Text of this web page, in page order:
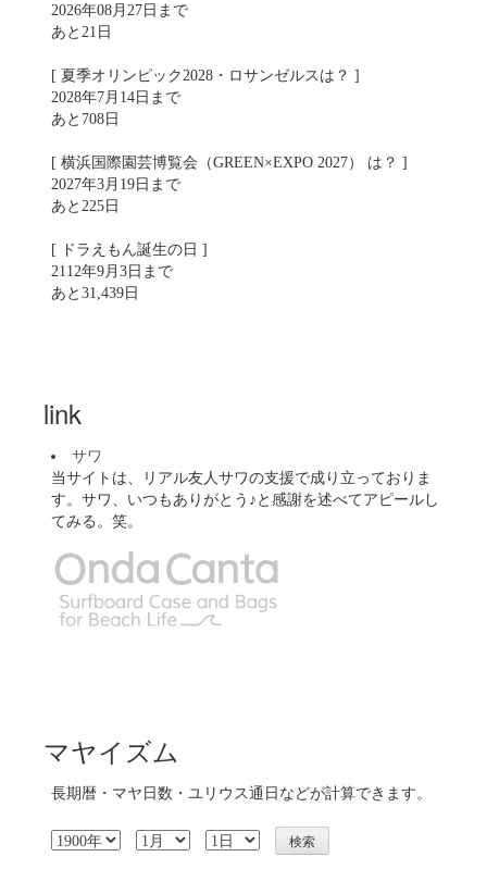
2026年08月27日まで
あと21日
[ 夏季オリンピック2028・ロサンゼルスは？ ]
2028年7月14日まで
あと708日
[ 横浜国際園芸博覧会（GREEN×EXPO 2027） は？ ]
2027年3月19日まで
あと225日
[ ドラえもん誕生の日 ]
2112年9月3日まで
あと31,439日
link
サワ
当サイトは、リアル友人サワの支援で成り立っておりま
す。サワ、いつもありがとう♪と感謝を述べてアピールし
てみる。笑。
マヤイズム
長期暦・マヤ日数・ユリウス通日などが計算できます。